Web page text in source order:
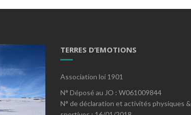
TERRES D’EMOTIONS
Association loi 1901
N° Déposé au JO : W061009844
N° de déclaration et activités physiques &